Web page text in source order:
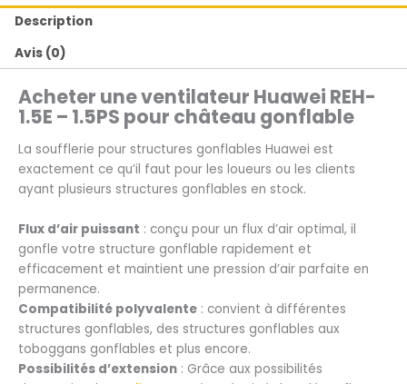
Description
Avis (0)
Acheter une ventilateur Huawei REH-
1.5E – 1.5PS pour château gonflable
La soufflerie pour structures gonflables Huawei est
exactement ce qu’il faut pour les loueurs ou les clients
ayant plusieurs structures gonflables en stock.
Flux d’air puissant : conçu pour un flux d’air optimal, il
gonfle votre structure gonflable rapidement et
efficacement et maintient une pression d’air parfaite en
permanence.
Compatibilité polyvalente : convient à différentes
structures gonflables, des structures gonflables aux
toboggans gonflables et plus encore.
Possibilités d’extension : Grâce aux possibilités